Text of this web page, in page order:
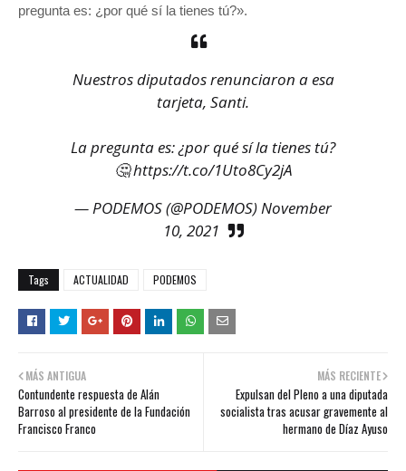
pregunta es: ¿por qué sí la tienes tú?».
Nuestros diputados renunciaron a esa
tarjeta, Santi.
La pregunta es: ¿por qué sí la tienes tú?
🤔https://t.co/1Uto8Cy2jA
— PODEMOS (@PODEMOS)November
10, 2021
Tags ACTUALIDAD PODEMOS
MÁS RECIENTE
Expulsan del Pleno a una diputada
socialista tras acusar gravemente al
hermano de Díaz Ayuso
MÁS ANTIGUA
Contundente respuesta de Alán
Barroso al presidente de la Fundación
Francisco Franco